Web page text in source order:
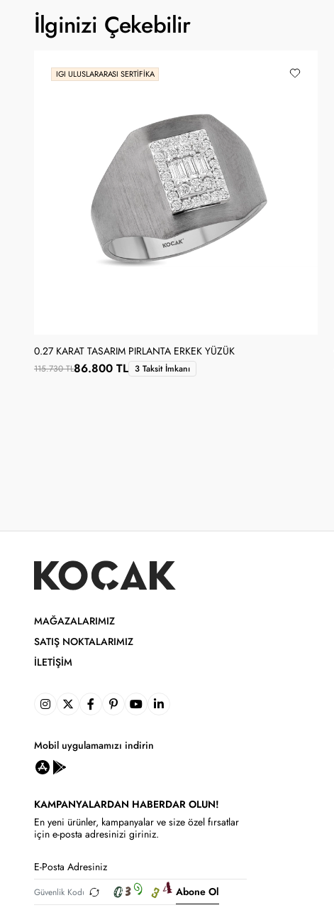
İlginizi Çekebilir
IGI ULUSLARARASI SERTIFIKA
0.27 KARAT TASARIM PIRLANTA ERKEK YÜZÜK
115.730 TL86.800 TL 3 Taksit İmkanı
MAĞAZALARIMIZ
SATIŞ NOKTALARIMIZ
İLETIŞIM
Mobil uygulamamızı indirin
KAMPANYALARDAN HABERDAR OLUN!
En yeni ürünler, kampanyalar ve size özel fırsatlar
için e-posta adresinizi giriniz.
Abone Ol